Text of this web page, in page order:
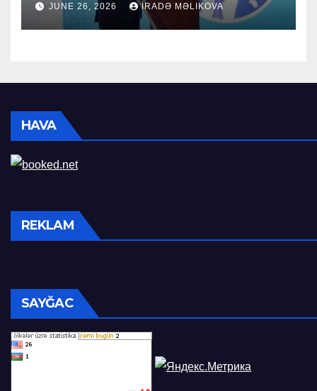
JUNE 26, 2026 İRADƏ MƏLIKOVA
HAVA
REKLAM
SAYĞAC